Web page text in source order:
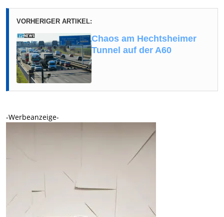
VORHERIGER ARTIKEL:
Chaos am Hechtsheimer
Tunnel auf der A60
-Werbeanzeige-